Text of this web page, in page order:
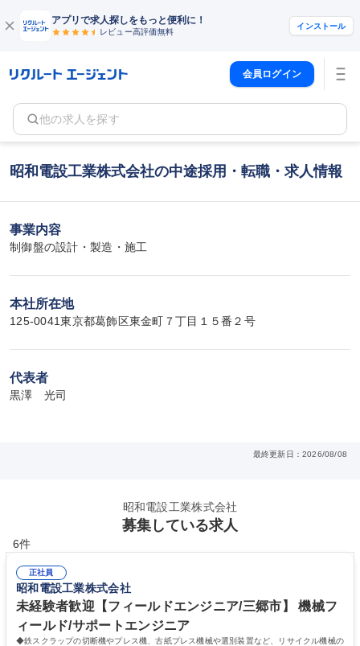
アプリで求人探しをもっと便利に！
レビュー高評価無料
インストール
会員ログイン
他の求人を探す
昭和電設工業株式会社の中途採用・転職・求人情報
事業内容
制御盤の設計・製造・施工
本社所在地
125-0041東京都葛飾区東金町７丁目１５番２号
代表者
黒澤　光司
最終更新日：2026/08/08
昭和電設工業株式会社
募集している求人
6件
正社員
昭和電設工業株式会社
未経験者歓迎【フィールドエンジニア/三郷市】 機械フ
ィールド/サポートエンジニア
◆鉄スクラップの切断機やプレス機、古紙プレス機械や選別装置など、リサイクル機械の